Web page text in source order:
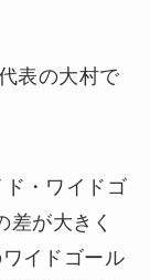
表の大村で
・ワイドゴ
差が大きく
イドゴール